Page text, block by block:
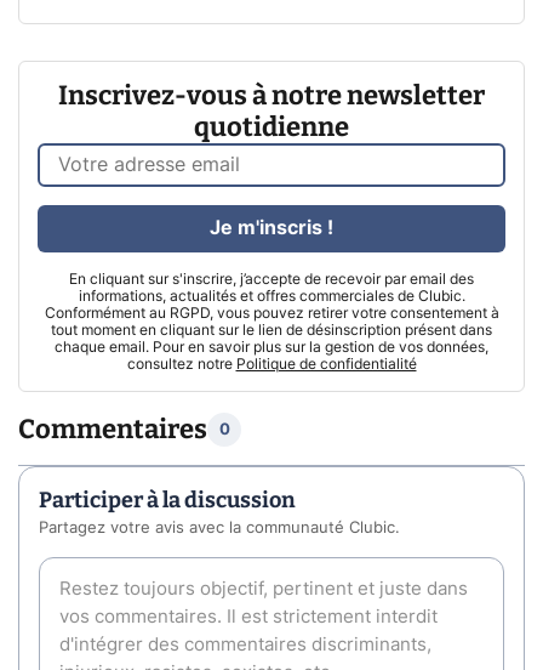
Inscrivez-vous à notre newsletter
quotidienne
En cliquant sur s'inscrire, j’accepte de recevoir par email des
informations, actualités et offres commerciales de Clubic.
Conformément au RGPD, vous pouvez retirer votre consentement à
tout moment en cliquant sur le lien de désinscription présent dans
chaque email. Pour en savoir plus sur la gestion de vos données,
consultez notre Politique de confidentialité
Je m'inscris !
Commentaires 0
Participer à la discussion
Partagez votre avis avec la communauté Clubic.